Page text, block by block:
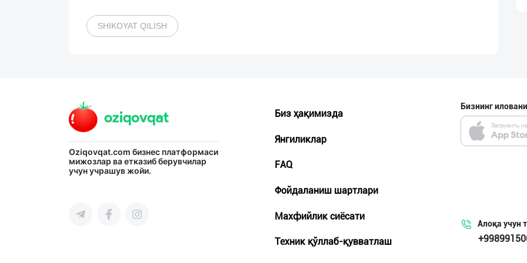
SHIKOYAT QILISH
Oziqovqat.com бизнес платформаси
мижозлар ва етказиб берувчилар
учун учрашув жойи.
Биз ҳақимизда
Янгиликлар
FAQ
Фойдаланиш шартлари
Махфийлик сиёсати
Техник қўллаб-қувватлаш
Бизнинг
Алоқа учун